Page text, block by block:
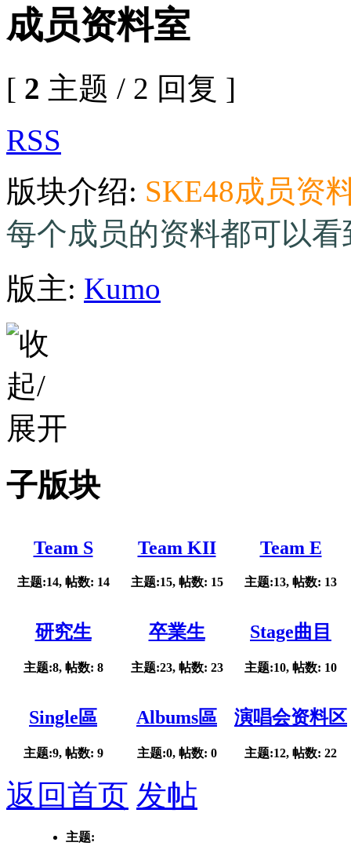
成员资料室
[ 2 主题 / 2 回复 ]
RSS
版块介绍: SKE48成员资
每个成员的资料都可以看
版主: Kumo
子版块
Team S
主题:14, 帖数: 14
Team KII
主题:15, 帖数: 15
Team E
主题:13, 帖数: 13
研究生
主题:8, 帖数: 8
卒業生
主题:23, 帖数: 23
Stage曲目
主题:10, 帖数: 10
Single區
主题:9, 帖数: 9
Albums區
主题:0, 帖数: 0
演唱会资料区
主题:12, 帖数: 22
返回首页 发帖
主题: